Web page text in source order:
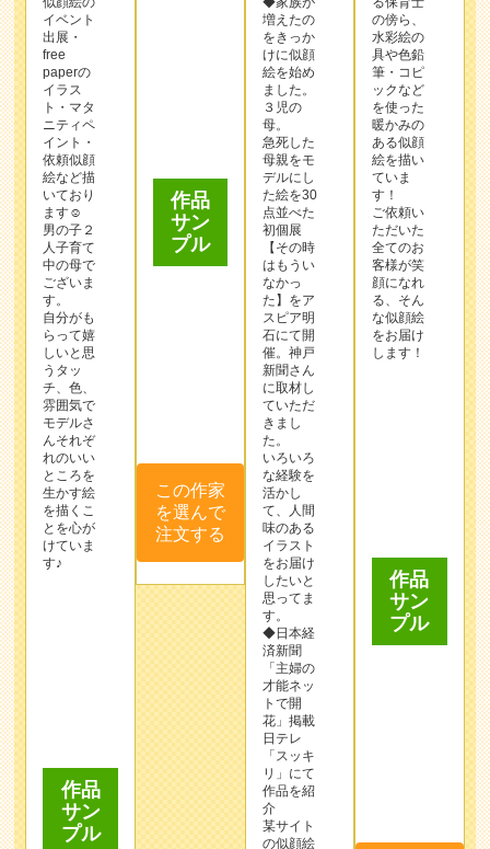
ト・マタ
ニティペ
イント・
依頼似顔
絵など描
いており
ます☺︎
男の子２
人子育て
中の母で
ございま
す。
自分がも
らって嬉
しいと思
うタッ
チ、色、
雰囲気で
モデルさ
んそれぞ
れのいい
ところを
生かす絵
を描くこ
とを心が
けていま
す♪
３児の
母。
急死した
母親をモ
デルにし
た絵を30
点並べた
初個展
【その時
はもうい
なかっ
た】をア
スピア明
石にて開
催。神戸
新聞さん
に取材し
ていただ
きまし
た。
いろいろ
な経験を
活かし
て、人間
味のある
イラスト
をお届け
したいと
思ってま
す。
◆日本経
済新聞
「主婦の
才能ネッ
トで開
花」掲載
日テレ
「スッキ
リ」にて
作品を紹
介
某サイト
の似顔絵
イラスト
販売実績
2500件以
を使った
暖かみの
ある似顔
絵を描い
ていま
す！
ご依頼い
ただいた
全てのお
客様が笑
顔になれ
る、そん
な似顔絵
をお届け
します！